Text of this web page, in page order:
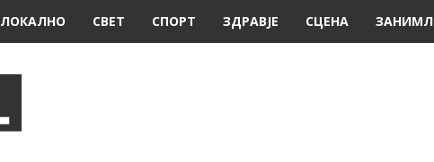
ЛОКАЛНО СВЕТ СПОРТ ЗДРАВЈЕ СЦЕНА